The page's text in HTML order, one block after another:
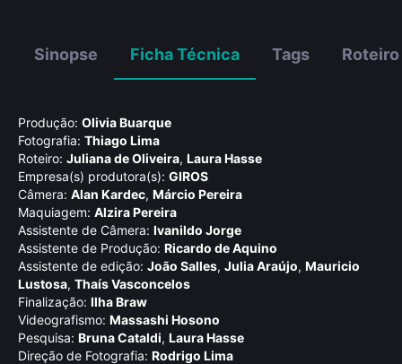
Sinopse Ficha Técnica Tags Roteiro
Produção: Olivia Buarque
Fotografia: Thiago Lima
Roteiro: Juliana de Oliveira, Laura Hasse
Empresa(s) produtora(s): GIROS
Câmera: Alan Kardec, Márcio Pereira
Maquiagem: Alzira Pereira
Assistente de Câmera: Ivanildo Jorge
Assistente de Produção: Ricardo de Aquino
Assistente de edição: João Salles, Julia Araújo, Mauricio
Lustosa, Thaí­s Vasconcelos
Finalização: Ilha Braw
Videografismo: Massashi Hosono
Pesquisa: Bruna Cataldi, Laura Hasse
Direção de Fotografia: Rodrigo Lima